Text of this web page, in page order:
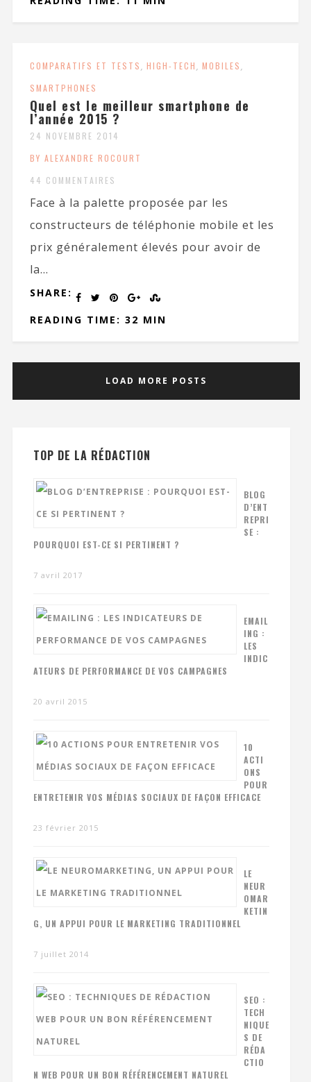
COMPARATIFS ET TESTS, HIGH-TECH, MOBILES,
SMARTPHONES
Quel est le meilleur smartphone de
l’année 2015 ?
24 NOVEMBRE 2014
BY ALEXANDRE ROCOURT
44 COMMENTAIRES
Face à la palette proposée par les
constructeurs de téléphonie mobile et les
prix généralement élevés pour avoir de
la...
SHARE:
READING TIME: 32 MIN
LOAD MORE POSTS
TOP DE LA RÉDACTION
BLOG
D’ENT
REPRI
SE :
POURQUOI EST-CE SI PERTINENT ?
7 avril 2017
EMAIL
ING :
LES
INDIC
ATEURS DE PERFORMANCE DE VOS CAMPAGNES
20 avril 2015
10
ACTI
ONS
POUR
ENTRETENIR VOS MÉDIAS SOCIAUX DE FAÇON EFFICACE
23 février 2015
LE
NEUR
OMAR
KETIN
G, UN APPUI POUR LE MARKETING TRADITIONNEL
7 juillet 2014
SEO :
TECH
NIQUE
S DE
RÉDA
CTIO
N WEB POUR UN BON RÉFÉRENCEMENT NATUREL